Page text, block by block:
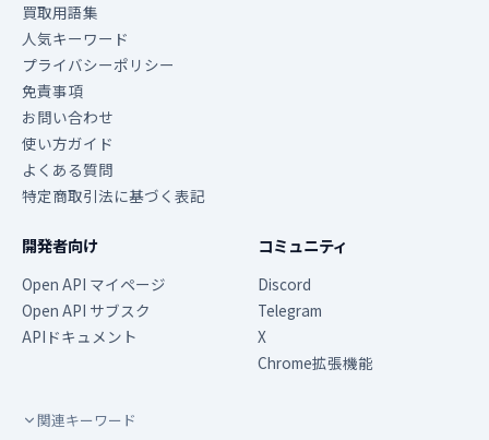
買取用語集
人気キーワード
プライバシーポリシー
免責事項
お問い合わせ
使い方ガイド
よくある質問
特定商取引法に基づく表記
開発者向け
Open API マイページ
Open API サブスク
APIドキュメント
コミュニティ
Discord
Telegram
X
Chrome拡張機能
関連キーワード